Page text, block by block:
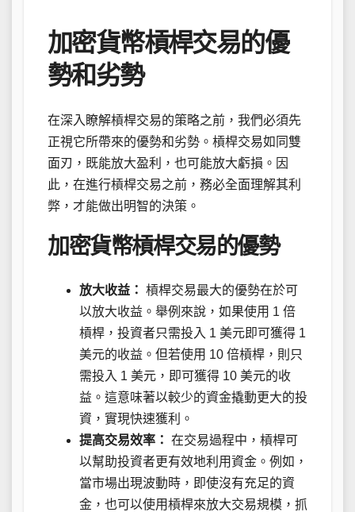
加密貨幣槓桿交易的優
勢和劣勢
在深入瞭解槓桿交易的策略之前，我們必須先
正視它所帶來的優勢和劣勢。槓桿交易如同雙
面刃，既能放大盈利，也可能放大虧損。因
此，在進行槓桿交易之前，務必全面理解其利
弊，才能做出明智的決策。
加密貨幣槓桿交易的優勢
放大收益： 槓桿交易最大的優勢在於可
以放大收益。舉例來說，如果使用 1 倍
槓桿，投資者只需投入 1 美元即可獲得 1
美元的收益。但若使用 10 倍槓桿，則只
需投入 1 美元，即可獲得 10 美元的收
益。這意味著以較少的資金撬動更大的投
資，實現快速獲利。
提高交易效率： 在交易過程中，槓桿可
以幫助投資者更有效地利用資金。例如，
當市場出現波動時，即使沒有充足的資
金，也可以使用槓桿來放大交易規模，抓